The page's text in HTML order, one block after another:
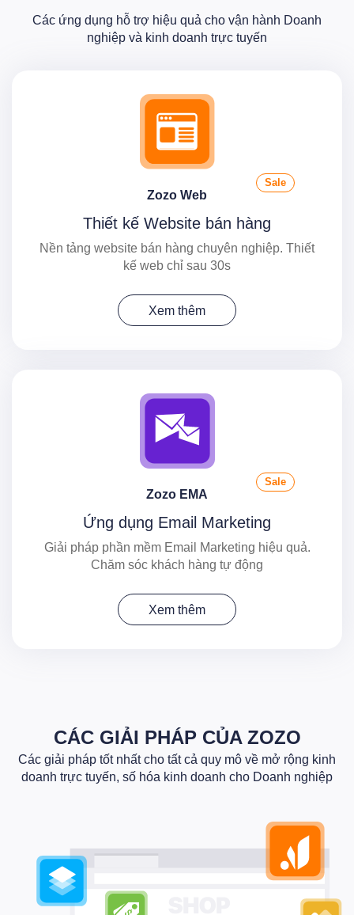
Các ứng dụng hỗ trợ hiệu quả cho vận hành Doanh
nghiệp và kinh doanh trực tuyến
Zozo Web
Sale
Thiết kế Website bán hàng
Nền tảng website bán hàng chuyên nghiệp. Thiết
kế web chỉ sau 30s
Xem thêm
Zozo EMA
Sale
Ứng dụng Email Marketing
Giải pháp phần mềm Email Marketing hiệu quả.
Chăm sóc khách hàng tự động
Xem thêm
CÁC GIẢI PHÁP CỦA ZOZO
Các giải pháp tốt nhất cho tất cả quy mô về mở rộng kinh
doanh trực tuyến, số hóa kinh doanh cho Doanh nghiệp